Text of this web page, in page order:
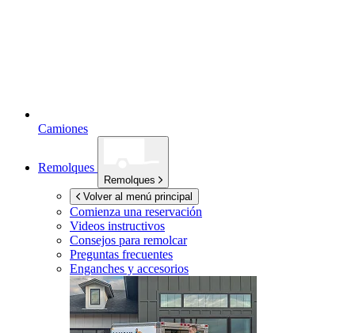
Camiones
Remolques
Remolques
Volver al menú principal
Comienza una reservación
Videos instructivos
Consejos para remolcar
Preguntas frecuentes
Enganches y accesorios